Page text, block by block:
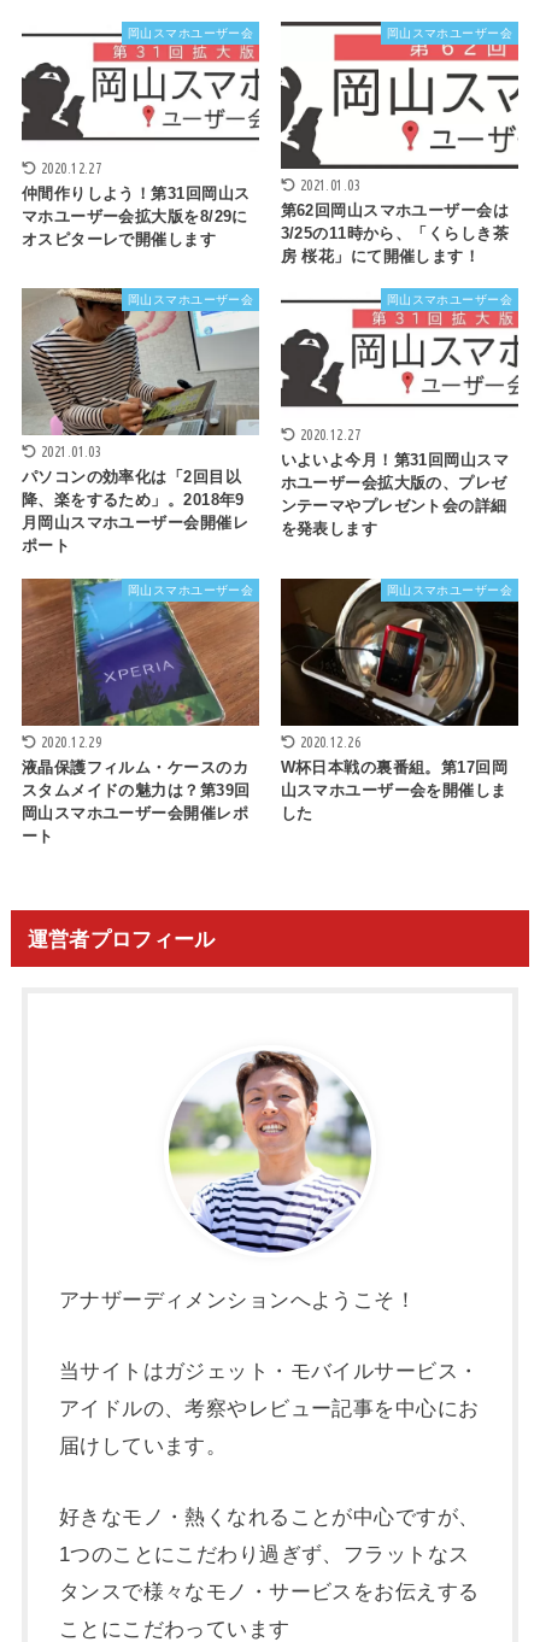
岡山スマホユーザー会
2020.12.27
仲間作りしよう！第31回岡山ス
マホユーザー会拡大版を8/29に
オスピターレで開催します
岡山スマホユーザー会
2021.01.03
第62回岡山スマホユーザー会は
3/25の11時から、「くらしき茶
房 桜花」にて開催します！
岡山スマホユーザー会
2021.01.03
パソコンの効率化は「2回目以
降、楽をするため」。2018年9
月岡山スマホユーザー会開催レ
ポート
岡山スマホユーザー会
2020.12.27
いよいよ今月！第31回岡山スマ
ホユーザー会拡大版の、プレゼ
ンテーマやプレゼント会の詳細
を発表します
岡山スマホユーザー会
2020.12.29
液晶保護フィルム・ケースのカ
スタムメイドの魅力は？第39回
岡山スマホユーザー会開催レポ
ート
岡山スマホユーザー会
2020.12.26
W杯日本戦の裏番組。第17回岡
山スマホユーザー会を開催しま
した
運営者プロフィール
アナザーディメンションへようこそ！
当サイトはガジェット・モバイルサービス・
アイドルの、考察やレビュー記事を中心にお
届けしています。
好きなモノ・熱くなれることが中心ですが、
1つのことにこだわり過ぎず、フラットなス
タンスで様々なモノ・サービスをお伝えする
ことにこだわっています